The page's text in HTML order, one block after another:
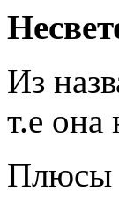
Из
т.е она
Плюсы